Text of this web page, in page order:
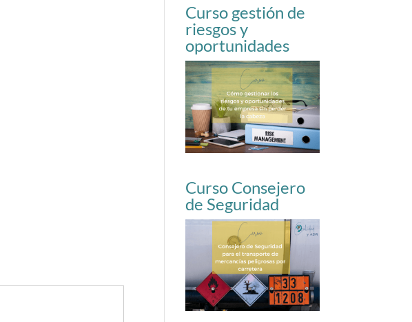
Curso gestión de
riesgos y
oportunidades
Curso Consejero
de Seguridad